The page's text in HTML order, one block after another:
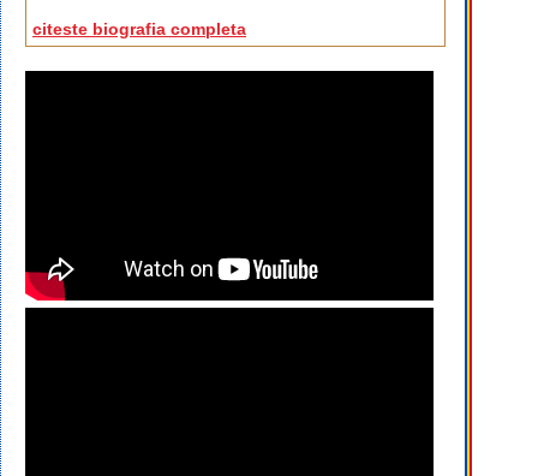
citeste biografia completa